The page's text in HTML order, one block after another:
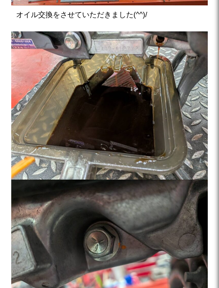
オイル交換をさせていただきました(^^)/